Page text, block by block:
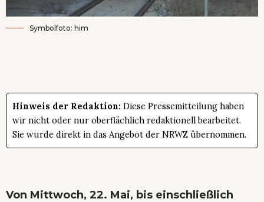
Symbolfoto: him
Hinweis der Redaktion: Diese Pressemitteilung haben
wir nicht oder nur oberflächlich redaktionell bearbeitet.
Sie wurde direkt in das Angebot der NRWZ übernommen.
Von Mittwoch, 22. Mai, bis einschließlich